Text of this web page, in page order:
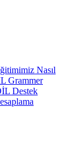
Nasıl
Grammer
Destek